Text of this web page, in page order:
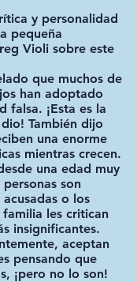
y personalidad
pequeña
Violi sobre este
que muchos de
han adoptado
falsa. ¡Esta es la
También dijo
una enorme
mientras crecen.
una edad muy
son
o los
les critican
insignificantes.
aceptan
pensando que
¡pero no lo son!